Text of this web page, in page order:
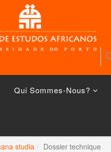
Qui Sommes-Nous?
studia Dossier technique